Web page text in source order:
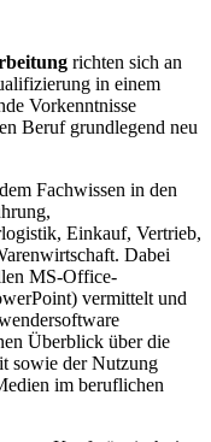
richten sich an
in einem
Vorkenntnisse
Beruf grundlegend neu
Fachwissen in den
Einkauf, Vertrieb,
Dabei
MS-Office-
vermittelt und
Überblick über die
sowie der Nutzung
im beruflichen